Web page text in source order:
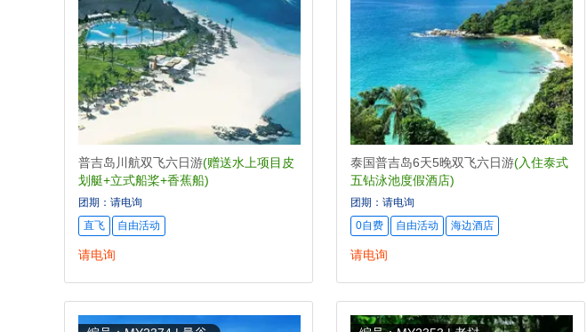
普吉岛川航双飞六日游(赠送水上项目皮
划艇+立式船桨+香蕉船)
团期：请电询
直飞
自由活动
请电询
泰国普吉岛6天5晚双飞六日游(入住泰式
五钻泳池度假酒店)
团期：请电询
0自费
自由活动 海边酒店
请电询